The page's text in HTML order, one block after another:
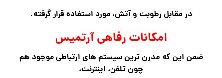
در مقابل رطوبت و آتش، مورد استفاده قرار گرفته.
امکانات رفاهی آرتمیس
ضمن این که مدرن ترین سیستم های ارتباطی موجود هم
چون تلفن، اینترنت،